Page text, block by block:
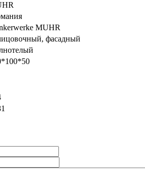
MUHR
фасадный